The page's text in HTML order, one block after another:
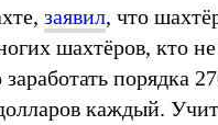
заявил, что
шахтёров, кто
заработать порядка
каждый.